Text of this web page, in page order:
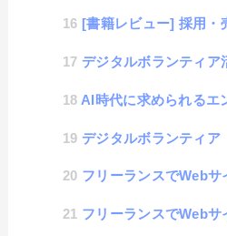
[書籍レビュー] 採用・売上を
デジタルボランティア
AI時代に求められるエ
デジタルボランティア
フリーランスでWebサイト制作を目指す
フリーランスでWebサイト制作を目指